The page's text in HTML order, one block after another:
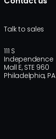
Talk to sales
111 S
Independence
Mall E, STE 960
Philadelphia, PA